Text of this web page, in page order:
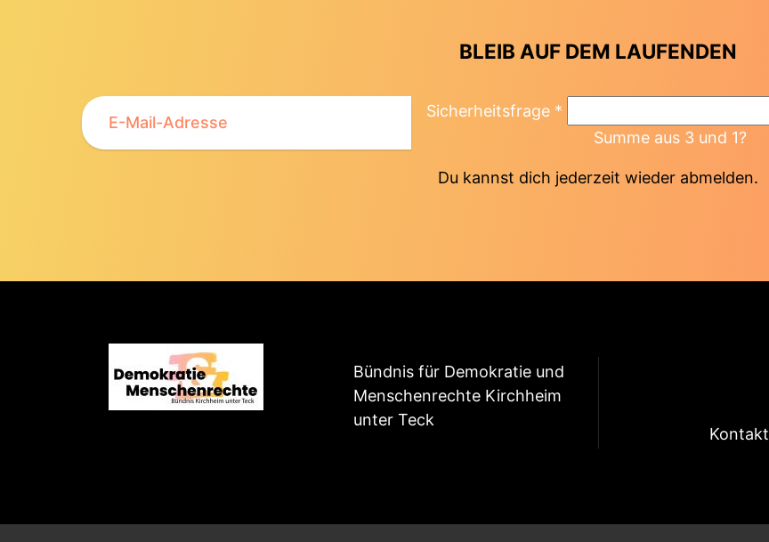
BLEIB AUF DEM LAUFENDEN
Sicherheitsfrage *
Summe aus 3 und 1?
Du kannst dich jederzeit wieder abmelden.
Bündnis für Demokratie und
Menschenrechte Kirchheim
unter Teck
Kontakt